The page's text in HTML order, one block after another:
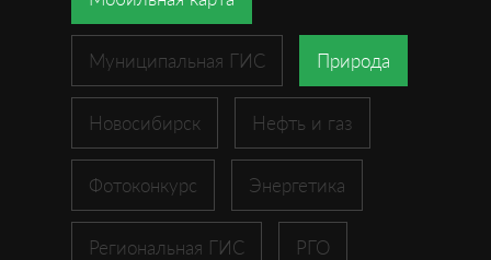
Муниципальная ГИС Природа
Новосибирск Нефть и газ
Фотоконкурс Энергетика
Региональная ГИС РГО